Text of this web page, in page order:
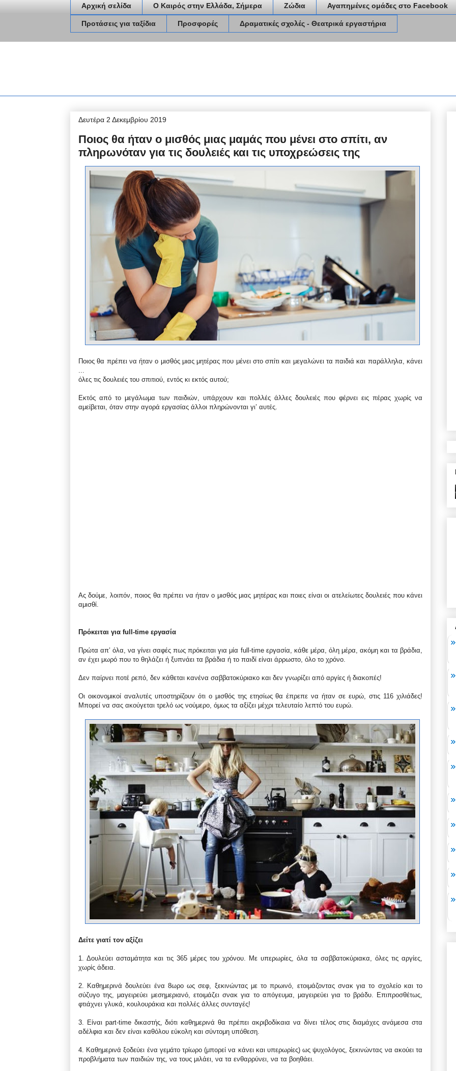
Αρχική σελίδα Ο Καιρός στην Ελλάδα, Σήμερα Ζώδια Αγαπημένες ομάδες στο Facebook
Προτάσεις για ταξίδια Προσφορές Δραματικές σχολές - Θεατρικά εργαστήρια
Δευτέρα 2 Δεκεμβρίου 2019
Ποιος θα ήταν ο μισθός μιας μαμάς που μένει στο σπίτι, αν
πληρωνόταν για τις δουλειές και τις υποχρεώσεις της
Ποιος θα πρέπει να ήταν ο μισθός μιας μητέρας που μένει στο σπίτι και μεγαλώνει τα παιδιά και παράλληλα, κάνει
όλες τις δουλειές του σπιτιού, εντός κι εκτός αυτού;
Εκτός από το μεγάλωμα των παιδιών, υπάρχουν και πολλές άλλες δουλειές που φέρνει εις πέρας χωρίς να
αμείβεται, όταν στην αγορά εργασίας άλλοι πληρώνονται γι’ αυτές.
Ας δούμε, λοιπόν, ποιος θα πρέπει να ήταν ο μισθός μιας μητέρας και ποιες είναι οι ατελείωτες δουλειές που κάνει
αμισθί.
Πρόκειται για full-time εργασία
Πρώτα απ’ όλα, να γίνει σαφές πως πρόκειται για μία full-time εργασία, κάθε μέρα, όλη μέρα, ακόμη και τα βράδια,
αν έχει μωρό που το θηλάζει ή ξυπνάει τα βράδια ή το παιδί είναι άρρωστο, όλο το χρόνο.
Δεν παίρνει ποτέ ρεπό, δεν κάθεται κανένα σαββατοκύριακο και δεν γνωρίζει από αργίες ή διακοπές!
Οι οικονομικοί αναλυτές υποστηρίζουν ότι ο μισθός της ετησίως θα έπρεπε να ήταν σε ευρώ, στις 116 χιλιάδες!
Μπορεί να σας ακούγεται τρελό ως νούμερο, όμως τα αξίζει μέχρι τελευταίο λεπτό του ευρώ.
Δείτε γιατί τον αξίζει
1. Δουλεύει ασταμάτητα και τις 365 μέρες του χρόνου. Με υπερωρίες, όλα τα σαββατοκύριακα, όλες τις αργίες,
χωρίς άδεια.
2. Καθημερινά δουλεύει ένα 8ωρο ως σεφ, ξεκινώντας με το πρωινό, ετοιμάζοντας σνακ για το σχολείο και το
σύζυγο της, μαγειρεύει μεσημεριανό, ετοιμάζει σνακ για το απόγευμα, μαγειρεύει για το βράδυ. Επιπροσθέτως,
φτιάχνει γλυκά, κουλουράκια και πολλές άλλες συνταγές!
3. Είναι part-time δικαστής, διότι καθημερινά θα πρέπει ακριβοδίκαια να δίνει τέλος στις διαμάχες ανάμεσα στα
αδέλφια και δεν είναι καθόλου εύκολη και σύντομη υπόθεση.
4. Καθημερινά ξοδεύει ένα γεμάτο τρίωρο (μπορεί να κάνει και υπερωρίες) ως ψυχολόγος, ξεκινώντας να ακούει τα
προβλήματα των παιδιών της, να τους μιλάει, να τα ενθαρρύνει, να τα βοηθάει.